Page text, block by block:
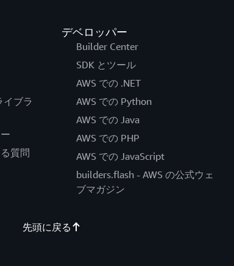
イブラ
質問
デベロッパー
Builder Center
SDK とツール
AWS での .NET
AWS での Python
AWS での Java
AWS での PHP
AWS での JavaScript
builders.flash - AWS の公式ウェ
ブマガジン
先頭に戻る